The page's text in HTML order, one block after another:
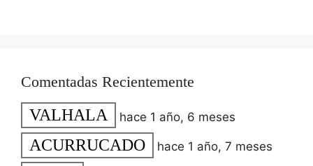
Comentadas Recientemente
VALHALA hace 1 año, 6 meses
ACURRUCADO hace 1 año, 7 meses